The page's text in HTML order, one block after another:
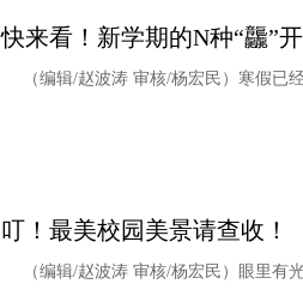
快来看！新学期的N种“龘”
（编辑/赵波涛 审核/杨宏民）寒假已
叮！最美校园美景请查收！
（编辑/赵波涛 审核/杨宏民）眼里